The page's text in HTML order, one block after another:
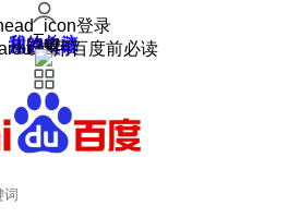
登录
我的关注
我的收藏
皮肤中心
用户反馈
设置
使用百度前必读